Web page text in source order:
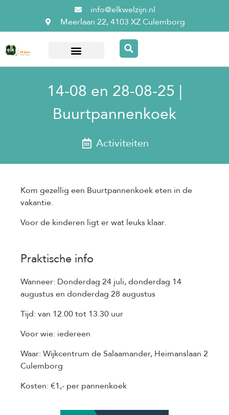
info@elkwelzijn.nl
Meerlaan 22, 4103 XZ Culemborg
14-08 en 28-08-25 |
Buurtpannenkoek
Activiteiten
Kom gezellig een Buurtpannenkoek eten in de
vakantie.
Voor de kinderen ligt er wat leuks klaar.
Praktische info
Wanneer: Donderdag 24 juli, donderdag 14
augustus en donderdag 28 augustus
Tijd: van 12.00 tot 13.30 uur
Voor wie: iedereen
Waar: Wijkcentrum de Salaamander, Heimanslaan 2
Culemborg
Kosten: €1,- per pannenkoek